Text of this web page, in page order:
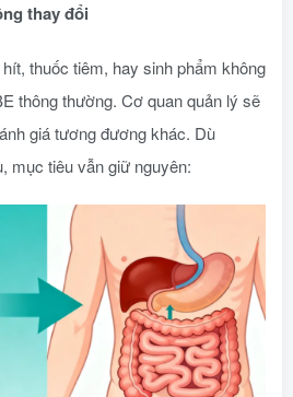
thay đổi
thuốc tiêm, hay sinh phẩm không
thông thường. Cơ quan quản lý sẽ
giá tương đương khác. Dù
mục tiêu vẫn giữ nguyên: